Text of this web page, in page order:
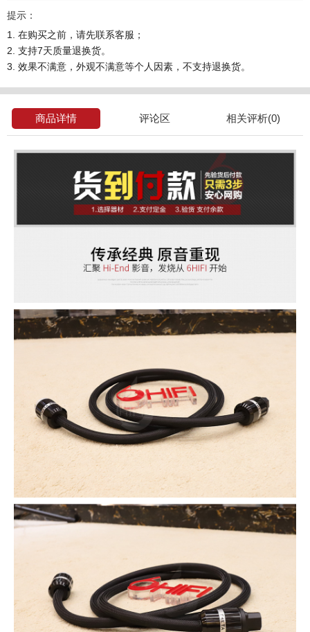
提示：
1. 在购买之前，请先联系客服；
2. 支持7天质量退换货。
3. 效果不满意，外观不满意等个人因素，不支持退换货。
商品详情 评论区 相关评析(0)